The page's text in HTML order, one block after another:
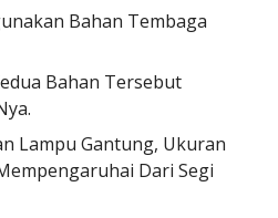
Bahan Tembaga
Bahan Tersebut
Lampu Gantung, Ukuran
Dari Segi